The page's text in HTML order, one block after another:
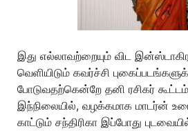
இது எல்லாவற்றையும் விட
வெளியிடும் கவர்ச்சி
போடுவதற்கென்றே தனி ரசிகர் கூட்டம்
இந்நிலையில், வழக்கமாக மாடர்ன்
காட்டும் சந்திரிகா இப்போது